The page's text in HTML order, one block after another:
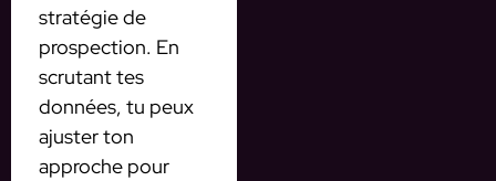
stratégie de
prospection. En
scrutant tes
données, tu peux
ajuster ton
approche pour